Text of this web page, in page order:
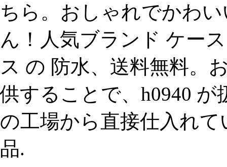
ちら。おしゃれでかわ
ん！人気ブランド ケー
ス の 防水、送料無料。
供することで、h0940
の工場から直接仕入れ
品.